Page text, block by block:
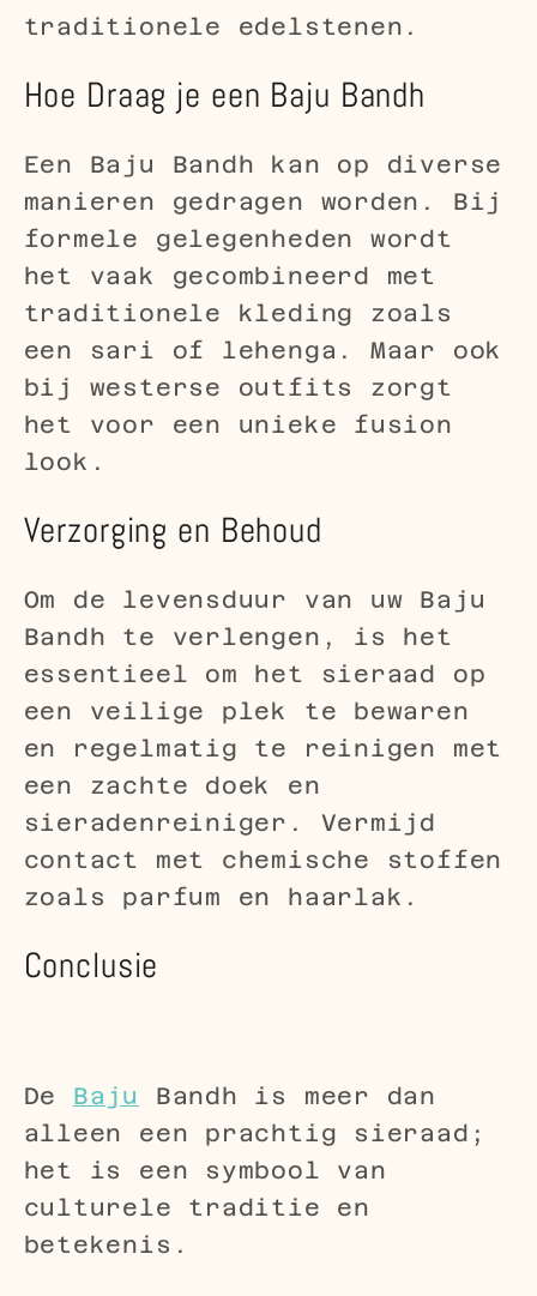
traditionele edelstenen.
Hoe Draag je een Baju Bandh
Een Baju Bandh kan op diverse
manieren gedragen worden. Bij
formele gelegenheden wordt
het vaak gecombineerd met
traditionele kleding zoals
een sari of lehenga. Maar ook
bij westerse outfits zorgt
het voor een unieke fusion
look.
Verzorging en Behoud
Om de levensduur van uw Baju
Bandh te verlengen, is het
essentieel om het sieraad op
een veilige plek te bewaren
en regelmatig te reinigen met
een zachte doek en
sieradenreiniger. Vermijd
contact met chemische stoffen
zoals parfum en haarlak.
Conclusie
De Baju
Bandh is meer dan
alleen een prachtig sieraad;
het is een symbool van
culturele traditie en
betekenis.